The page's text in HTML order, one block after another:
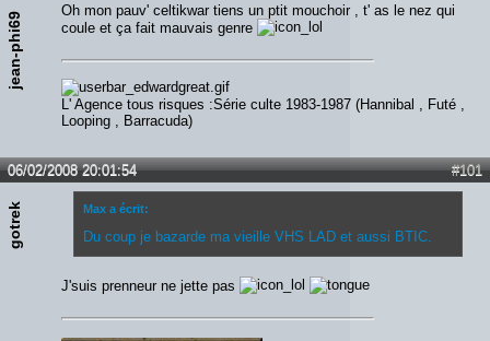
jean-phi69
Oh mon pauv' celtikwar tiens un ptit mouchoir , t' as le nez qui
coule et ça fait mauvais genre
L' Agence tous risques :Série culte 1983-1987 (Hannibal , Futé ,
Looping , Barracuda)
#101
06/02/2008 20:01:54
gotrek Max a écrit:
Du coup je bazarde ma vieille VHS LAD et aussi BTIC.
J'suis prenneur ne jette pas